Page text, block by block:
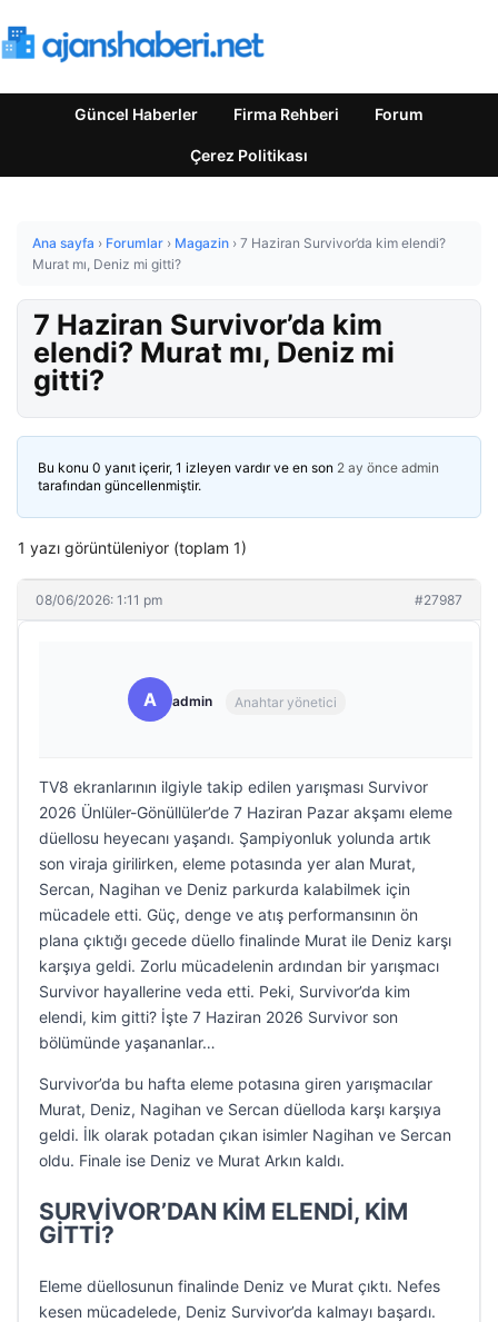
Güncel Haberler Firma Rehberi Forum
Çerez Politikası
Ana sayfa › Forumlar › Magazin › 7 Haziran Survivor’da kim elendi?
Murat mı, Deniz mi gitti?
7 Haziran Survivor’da kim
elendi? Murat mı, Deniz mi
gitti?
Bu konu 0 yanıt içerir, 1 izleyen vardır ve en son 2 ay önce admin
tarafından güncellenmiştir.
1 yazı görüntüleniyor (toplam 1)
08/06/2026: 1:11 pm #27987
A admin Anahtar yönetici
TV8 ekranlarının ilgiyle takip edilen yarışması Survivor
2026 Ünlüler-Gönüllüler’de 7 Haziran Pazar akşamı eleme
düellosu heyecanı yaşandı. Şampiyonluk yolunda artık
son viraja girilirken, eleme potasında yer alan Murat,
Sercan, Nagihan ve Deniz parkurda kalabilmek için
mücadele etti. Güç, denge ve atış performansının ön
plana çıktığı gecede düello finalinde Murat ile Deniz karşı
karşıya geldi. Zorlu mücadelenin ardından bir yarışmacı
Survivor hayallerine veda etti. Peki, Survivor’da kim
elendi, kim gitti? İşte 7 Haziran 2026 Survivor son
bölümünde yaşananlar…
Survivor’da bu hafta eleme potasına giren yarışmacılar
Murat, Deniz, Nagihan ve Sercan düelloda karşı karşıya
geldi. İlk olarak potadan çıkan isimler Nagihan ve Sercan
oldu. Finale ise Deniz ve Murat Arkın kaldı.
SURVİVOR’DAN KİM ELENDİ, KİM
GİTTİ?
Eleme düellosunun finalinde Deniz ve Murat çıktı. Nefes
kesen mücadelede, Deniz Survivor’da kalmayı başardı.